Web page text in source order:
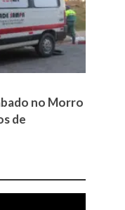
no Morro
de